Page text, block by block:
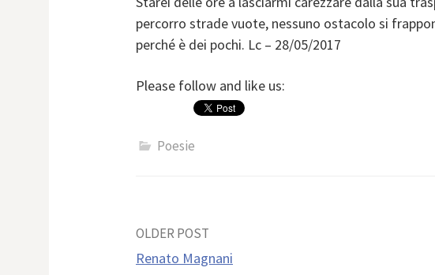
percorro strade vuote, nessuno ostacolo si
perché è dei pochi. Lc – 28/05/2017
Please follow and like us:
Poesie
Post
OLDER POST
Renato Magnani